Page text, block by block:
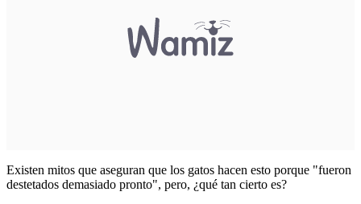
Existen mitos que aseguran que los gatos hacen esto porque "fueron
destetados demasiado pronto", pero, ¿qué tan cierto es?